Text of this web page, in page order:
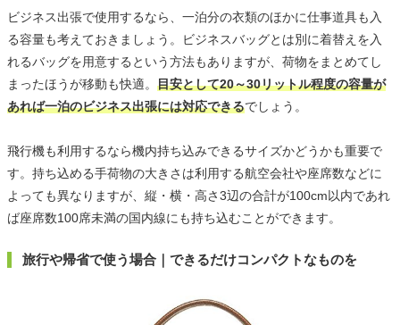
ビジネス出張で使用するなら、一泊分の衣類のほかに仕事道具も入
る容量も考えておきましょう。ビジネスバッグとは別に着替えを入
れるバッグを用意するという方法もありますが、荷物をまとめてし
まったほうが移動も快適。 目安として20～30リットル程度の容量が
あれば一泊のビジネス出張には対応できるでしょう。
飛行機も利用するなら機内持ち込みできるサイズかどうかも重要で
す。持ち込める手荷物の大きさは利用する航空会社や座席数などに
よっても異なりますが、縦・横・高さ3辺の合計が100cm以内であれ
ば座席数100席未満の国内線にも持ち込むことができます。
旅行や帰省で使う場合｜できるだけコンパクトなものを